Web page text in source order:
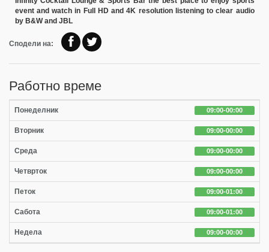
event and watch in Full HD and 4K resolution listening to clear audio
by B&W and JBL
Сподели на:
Работно време
Понеделник 09:00-00:00
Вторник 09:00-00:00
Среда 09:00-00:00
Четврток 09:00-00:00
Петок 09:00-01:00
Сабота 09:00-01:00
Недела 09:00-00:00